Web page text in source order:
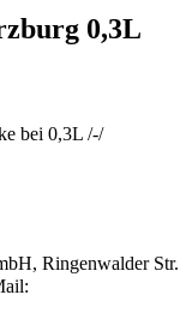
0,3L
bei 0,3L /-/
Ringenwalder Str.